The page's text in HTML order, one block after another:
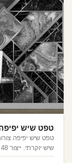
טפט שיש
טפט שיש יפיפה
שיש יוקרתי. ייצור 48 שעות, חיתוך לפי…